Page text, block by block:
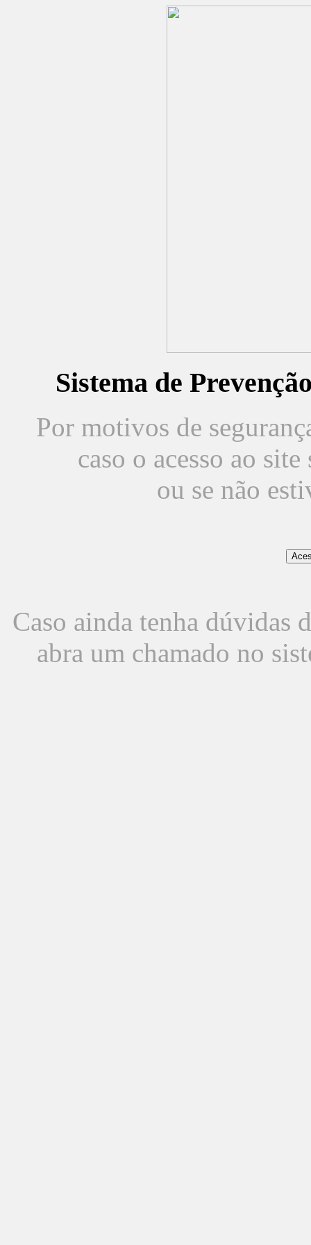
Sistema de
Por motivos de
caso o acesso ao
ou se não
Caso ainda tenha dúvidas
abra um chamado no